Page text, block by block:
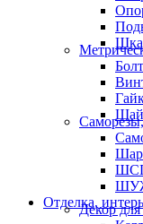
Отделка,Декор для